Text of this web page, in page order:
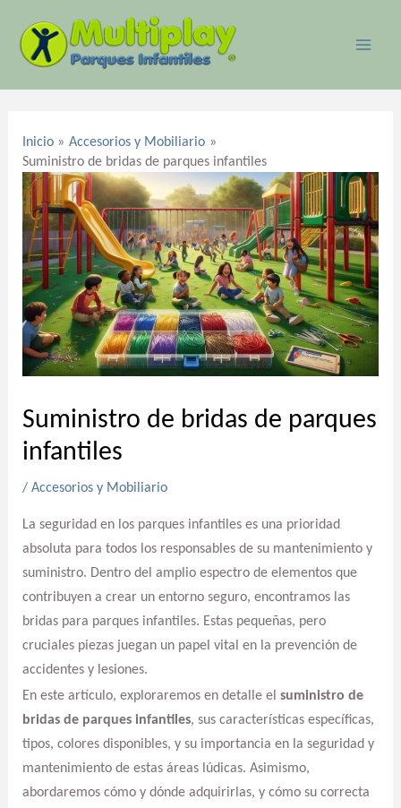
contenido
Inicio
Accesorios y Mobiliario
Suministro de bridas de parques infantiles
Suministro de bridas de parques
infantiles
/ Accesorios y Mobiliario
La seguridad en los parques infantiles es una prioridad
absoluta para todos los responsables de su mantenimiento y
suministro. Dentro del amplio espectro de elementos que
contribuyen a crear un entorno seguro, encontramos las
bridas para parques infantiles. Estas pequeñas, pero
cruciales piezas juegan un papel vital en la prevención de
accidentes y lesiones.
En este artículo, exploraremos en detalle el suministro de
bridas de parques infantiles, sus características específicas,
tipos, colores disponibles, y su importancia en la seguridad y
mantenimiento de estas áreas lúdicas. Asimismo,
abordaremos cómo y dónde adquirirlas, y cómo su correcta
entradas